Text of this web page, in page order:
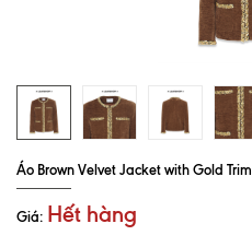
Áo Brown Velvet Jacket with Gold Trim
Giá: Hết hàng